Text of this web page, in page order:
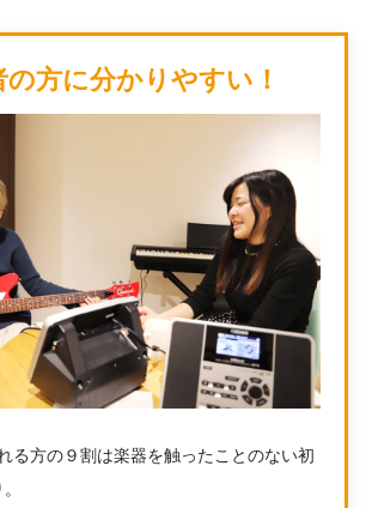
方に分かりやすい！
る方の９割は楽器を触ったことのない初